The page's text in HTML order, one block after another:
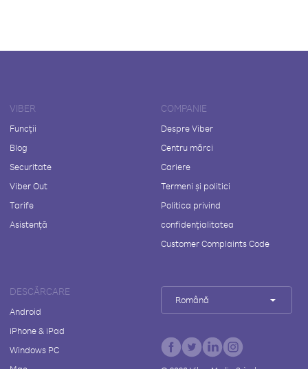
VIBER
Funcții
Blog
Securitate
Viber Out
Tarife
Asistență
COMPANIE
Despre Viber
Centru mărci
Cariere
Termeni și politici
Politica privind
confidențialitatea
Customer Complaints Code
DESCĂRCARE
Android
iPhone & iPad
Windows PC
Română